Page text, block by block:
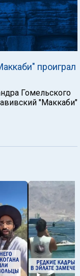
проиграл
Гомельского
"Маккаби"